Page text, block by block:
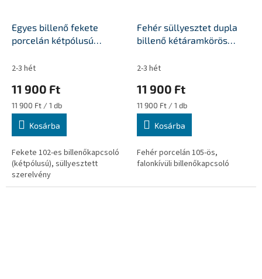
Egyes billenő fekete
porcelán kétpólusú
2-3 hét
11 900 Ft
Egységár:
11 900 Ft / 1 db
Kosárba
Fekete 102-es billenőkapcsoló
(kétpólusú), süllyesztett
szerelvény
Fehér süllyesztet dupla
billenő kétáramkörös
2-3 hét
11 900 Ft
Egységár:
11 900 Ft / 1 db
Kosárba
Fehér porcelán 105-ös,
falonkívüli billenőkapcsoló